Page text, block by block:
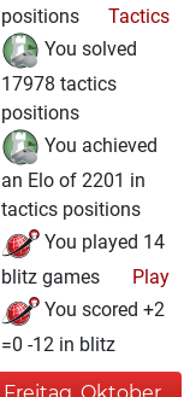
positions
Tactics
You solved
17978 tactics
positions
You achieved
an Elo of 2201 in
tactics positions
You played 14
blitz games
Play
You scored +2
=0 -12 in blitz